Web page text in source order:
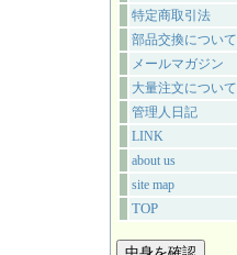
特定商取引法
部品交換について
メールマガジン
大量注文について
管理人日記
LINK
about us
site map
TOP